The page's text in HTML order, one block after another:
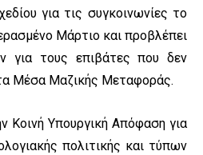
για τις συγκοινωνίες το
Μάρτιο και προβλέπει
για τους επιβάτες που δεν
Μέσα Μαζικής Μεταφοράς.
Κοινή Υπουργική Απόφαση για
πολιτικής και τύπων